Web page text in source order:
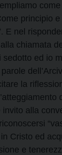
principio
E nel
chiamata
sedotto ed io
la
alla
Cristo ed
e